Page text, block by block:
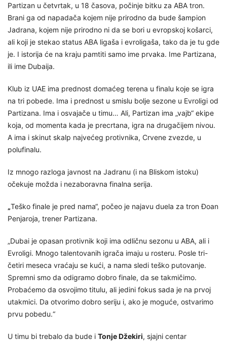
Partizan u četvrtak, u 18 časova, počinje bitku za ABA tron.
Brani ga od napadača kojem nije prirodno da bude šampion
Jadrana, kojem nije prirodno ni da se bori u evropskoj košarci,
ali koji je stekao status ABA ligaša i evroligaša, tako da je tu gde
je. I istorija će na kraju pamtiti samo ime prvaka. Ime Partizana,
ili ime Dubaija.
Klub iz UAE ima prednost domaćeg terena u finalu koje se igra
na tri pobede. Ima i prednost u smislu bolje sezone u Evroligi od
Partizana. Ima i osvajače u timu… Ali, Partizan ima „vajb“ ekipe
koja, od momenta kada je precrtana, igra na drugačijem nivou.
A ima i skinut skalp najvećeg protivnika, Crvene zvezde, u
polufinalu.
Iz mnogo razloga javnost na Jadranu (i na Bliskom istoku)
očekuje možda i nezaboravna finalna serija.
„Teško finale je pred nama“, počeo je najavu duela za tron Đoan
Penjaroja, trener Partizana.
„Dubai je opasan protivnik koji ima odličnu sezonu u ABA, ali i
Evroligi. Mnogo talentovanih igrača imaju u rosteru. Posle tri-
četiri meseca vraćaju se kući, a nama sledi teško putovanje.
Spremni smo da odigramo dobro finale, da se takmičimo.
Probaćemo da osvojimo titulu, ali jedini fokus sada je na prvoj
utakmici. Da otvorimo dobro seriju i, ako je moguće, ostvarimo
prvu pobedu.“
U timu bi trebalo da bude i Tonje Džekiri, sjajni centar